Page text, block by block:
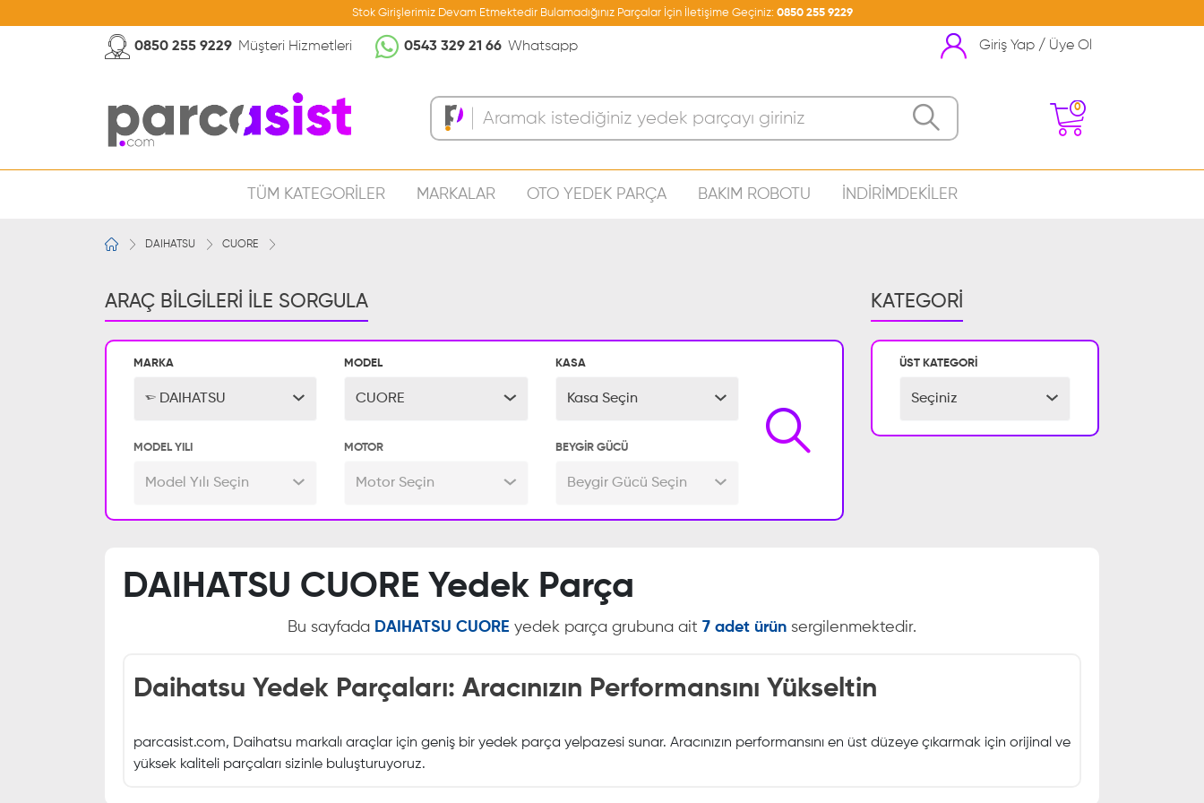
Stok Girişlerimiz Devam Etmektedir Bulamadığınız Parçalar İçin İletişime Geçiniz: 0850 255 9229
0850 255 9229 Müşteri Hizmetleri 0543 329 21 66 Whatsapp Giriş Yap / Üye Ol
0
TÜM KATEGORİLER MARKALAR OTO YEDEK PARÇA BAKIM ROBOTU İNDİRİMDEKİLER
DAIHATSU CUORE
ARAÇ BİLGİLERİ İLE SORGULA
MARKA
DAIHATSU
MODEL
CUORE
KASA
Kasa Seçin
MODEL YILI
Model Yılı Seçin
MOTOR
Motor Seçin
BEYGİR GÜCÜ
Beygir Gücü Seçin
KATEGORİ
ÜST KATEGORİ
Seçiniz
DAIHATSU CUORE Yedek Parça
Bu sayfada DAIHATSU CUORE yedek parça grubuna ait 7 adet ürün sergilenmektedir.
Daihatsu Yedek Parçaları: Aracınızın Performansını Yükseltin
parcasist.com, Daihatsu markalı araçlar için geniş bir yedek parça yelpazesi sunar. Aracınızın performansını en üst düzeye çıkarmak için orijinal ve
yüksek kaliteli parçaları sizinle buluşturuyoruz.